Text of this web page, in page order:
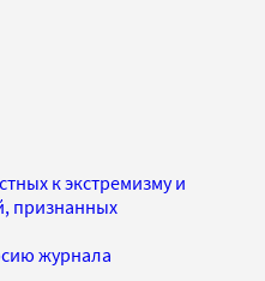
к экстремизму и
признанных
журнала